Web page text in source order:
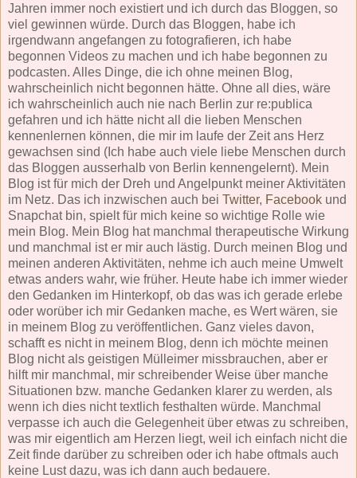
Jahren immer noch existiert und ich durch das Bloggen, so
viel gewinnen würde. Durch das Bloggen, habe ich
irgendwann angefangen zu fotografieren, ich habe
begonnen Videos zu machen und ich habe begonnen zu
podcasten. Alles Dinge, die ich ohne meinen Blog,
wahrscheinlich nicht begonnen hätte. Ohne all dies, wäre
ich wahrscheinlich auch nie nach Berlin zur re:publica
gefahren und ich hätte nicht all die lieben Menschen
kennenlernen können, die mir im laufe der Zeit ans Herz
gewachsen sind (Ich habe auch viele liebe Menschen durch
das Bloggen ausserhalb von Berlin kennengelernt). Mein
Blog ist für mich der Dreh und Angelpunkt meiner Aktivitäten
im Netz. Das ich inzwischen auch bei Twitter, Facebook und
Snapchat bin, spielt für mich keine so wichtige Rolle wie
mein Blog. Mein Blog hat manchmal therapeutische Wirkung
und manchmal ist er mir auch lästig. Durch meinen Blog und
meinen anderen Aktivitäten, nehme ich auch meine Umwelt
etwas anders wahr, wie früher. Heute habe ich immer wieder
den Gedanken im Hinterkopf, ob das was ich gerade erlebe
oder worüber ich mir Gedanken mache, es Wert wären, sie
in meinem Blog zu veröffentlichen. Ganz vieles davon,
schafft es nicht in meinem Blog, denn ich möchte meinen
Blog nicht als geistigen Mülleimer missbrauchen, aber er
hilft mir manchmal, mir schreibender Weise über manche
Situationen bzw. manche Gedanken klarer zu werden, als
wenn ich dies nicht textlich festhalten würde. Manchmal
verpasse ich auch die Gelegenheit über etwas zu schreiben,
was mir eigentlich am Herzen liegt, weil ich einfach nicht die
Zeit finde darüber zu schreiben oder ich habe oftmals auch
keine Lust dazu, was ich dann auch bedauere.